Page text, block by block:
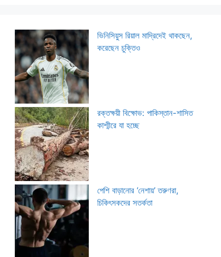
ভিনিসিয়ুস রিয়াল মাদ্রিদেই থাকছেন,
করেছেন চুক্তিও
রক্তক্ষয়ী বিক্ষোভ: পাকিস্তান-শাসিত
কাশ্মীরে যা হচ্ছে
পেশি বাড়ানোর ‘নেশায়’ তরুণরা,
চিকিৎসকদের সতর্কতা